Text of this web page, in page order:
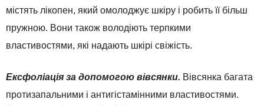
містять лікопен, який омолоджує шкіру і робить її більш
пружною. Вони також володіють терпкими
властивостями, які надають шкірі свіжість.
Ексфоліація за допомогою вівсянки. Вівсянка багата
протизапальними і антигістамінними властивостями.